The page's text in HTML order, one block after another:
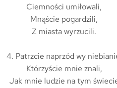
Ciemności umiłowali,
Mnąście pogardzili,
Z miasta wyrzucili.
4. Patrzcie naprzód wy
Którzyście mnie znali,
Jak mnie ludzie na tym